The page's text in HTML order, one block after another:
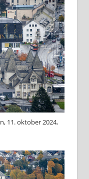
11. oktober 2024,